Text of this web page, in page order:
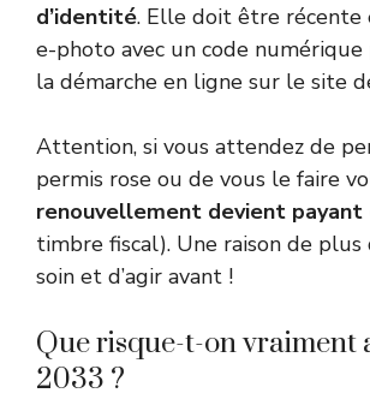
d’identité. Elle doit être
e-photo avec un code
la démarche en ligne sur le site
Attention, si vous attendez de
permis rose ou de vous le faire
renouvellement devient payant
timbre fiscal). Une raison de plus
soin et d’agir avant !
Que risque-t-on vraiment
2033 ?